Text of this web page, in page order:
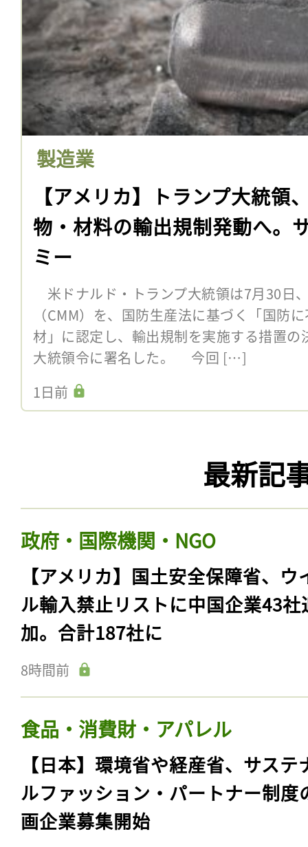
製造業
【アメリカ】トランプ大統領
物・材料の輸出規制発動へ。
ミー
米ドナルド・トランプ大統領は7月30日
（CMM）を、国防生産法に基づく「国防
材」に認定し、輸出規制を実施する措置
大統領令に署名した。 今回 […]
1日前
最新記
政府・国際機関・NGO
【アメリカ】国土安全保障省、ウ
ル輸入禁止リストに中国企業43社
加。合計187社に
8時間前
食品・消費財・アパレル
【日本】環境省や経産省、サステ
ルファッション・パートナー制度
画企業募集開始